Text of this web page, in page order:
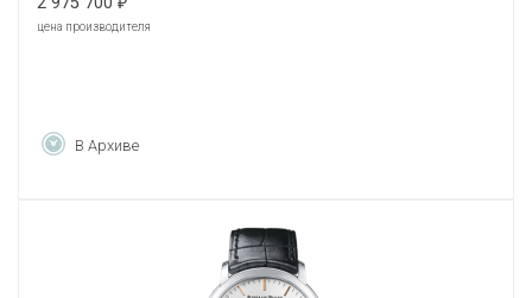
цена производителя
В Архиве